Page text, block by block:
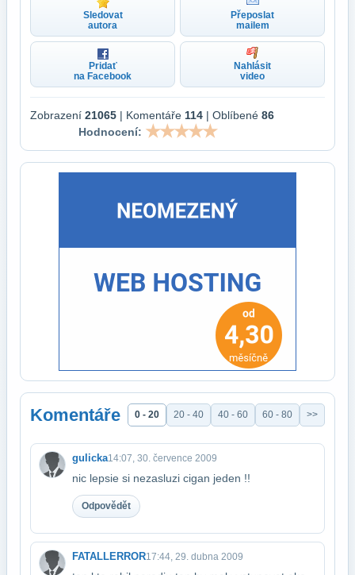
Sledovat
autora
Přeposlat
mailem
Pridať
na Facebook
Nahlásit
video
Zobrazení 21065 | Komentáře 114 | Oblíbené 86
Hodnocení:
Komentáře 0 - 20 20 - 40 40 - 60 60 - 80 >>
gulicka14:07, 30. července 2009
nic lepsie si nezasluzi cigan jeden !!
Odpovědět
FATALLERROR17:44, 29. dubna 2009